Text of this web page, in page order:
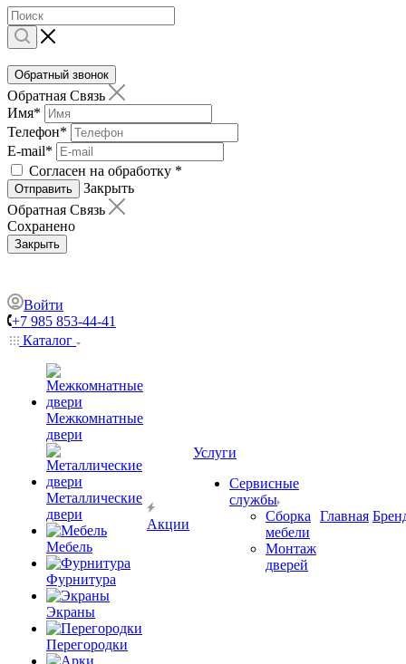
Обратный звонок
Обратная Связь
Имя*
Телефон*
E-mail*
Согласен на обработку *
Отправить
Закрыть
Обратная Связь
Сохранено
Закрыть
Войти
+7 985 853-44-41
Каталог
Межкомнатные
двери
Металлические
двери
Мебель
Фурнитура
Экраны
Перегородки
Акции
Услуги
Сервисные
службы
Сборка
мебели
Монтаж
дверей
Главная